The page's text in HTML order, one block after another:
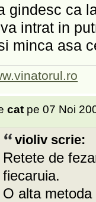
gindesc ca
intrat in
minca asa
cat pe 07 Noi
violiv scrie:
Retete de
fiecaruia.
O alta